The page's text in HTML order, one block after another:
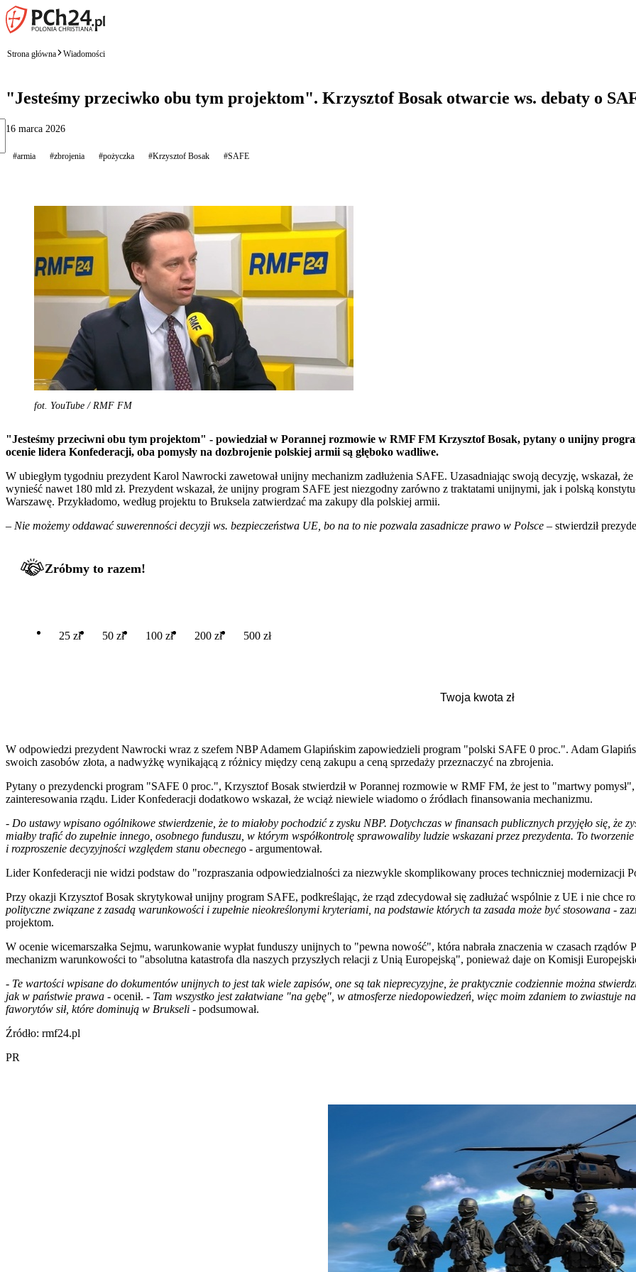
Strona główna Wiadomości
"Jesteśmy przeciwko obu tym projektom". Krzysztof Bosak otwarcie ws. debaty o
16 marca 2026
#armia #zbrojenia #pożyczka #Krzysztof Bosak #SAFE
fot. YouTube / RMF FM
"Jesteśmy przeciwni obu tym projektom" - powiedział w Porannej rozmowie w RMF FM Krzysztof Bosak, pytany o unijny
ocenie lidera Konfederacji, oba pomysły na dozbrojenie polskiej armii są głęboko wadliwe.
W ubiegłym tygodniu prezydent Karol Nawrocki zawetował unijny mechanizm zadłużenia SAFE. Uzasadniając swoją decyzję, wskazał,
wynieść nawet 180 mld zł. Prezydent wskazał, że unijny program SAFE jest niezgodny zarówno z traktatami unijnymi, jak i polską
Warszawę. Przykładomo, według projektu to Bruksela zatwierdzać ma zakupy dla polskiej armii.
– Nie możemy oddawać suwerenności decyzji ws. bezpieczeństwa UE, bo na to nie pozwala zasadnicze prawo w Polsce – stwierdził
Zróbmy to razem!
25 zł 50 zł 100 zł 200 zł 500 zł
W odpowiedzi prezydent Nawrocki wraz z szefem NBP Adamem Glapińskim zapowiedzieli program "polski SAFE 0 proc.". Adam
swoich zasobów złota, a nadwyżkę wynikającą z różnicy między ceną zakupu a ceną sprzedaży przeznaczyć na zbrojenia.
Pytany o prezydencki program "SAFE 0 proc.", Krzysztof Bosak stwierdził w Porannej rozmowie w RMF FM, że jest to "martwy
zainteresowania rządu. Lider Konfederacji dodatkowo wskazał, że wciąż niewiele wiadomo o źródłach finansowania mechanizmu.
- Do ustawy wpisano ogólnikowe stwierdzenie, że to miałoby pochodzić z zysku NBP. Dotychczas w finansach publicznych przyjęło się, że
miałby trafić do zupełnie innego, osobnego funduszu, w którym współkontrolę sprawowaliby ludzie wskazani przez prezydenta. To
i rozproszenie decyzyjności względem stanu obecnego - argumentował.
Lider Konfederacji nie widzi podstaw do "rozpraszania odpowiedzialności za niezwykle skomplikowany proces techniczniej modernizacji
Przy okazji Krzysztof Bosak skrytykował unijny program SAFE, podkreślając, że rząd zdecydował się zadłużać wspólnie z UE i nie chce
polityczne związane z zasadą warunkowości i zupełnie nieokreślonymi kryteriami, na podstawie których ta zasada może być stosowana -
projektom.
W ocenie wicemarszałka Sejmu, warunkowanie wypłat funduszy unijnych to "pewna nowość", która nabrała znaczenia w czasach
mechanizm warunkowości to "absolutna katastrofa dla naszych przyszłych relacji z Unią Europejską", ponieważ daje on Komisji
- Te wartości wpisane do dokumentów unijnych to jest tak wiele zapisów, one są tak nieprecyzyjne, że praktycznie codziennie można
jak w państwie prawa - ocenił. - Tam wszystko jest załatwiane "na gębę", w atmosferze niedopowiedzeń, więc moim zdaniem to zwiastuje
faworytów sił, które dominują w Brukseli - podsumował.
Źródło: rmf24.pl
PR